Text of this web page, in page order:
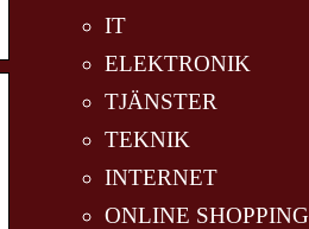
IT
ELEKTRONIK
TJÄNSTER
TEKNIK
INTERNET
ONLINE SHOPPING